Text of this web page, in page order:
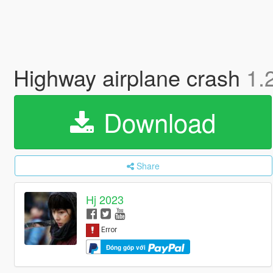
Highway airplane crash
Download
Share
Hj 2023
Đóng góp với